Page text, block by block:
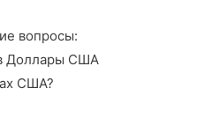
вопросы:
Доллары США
США?